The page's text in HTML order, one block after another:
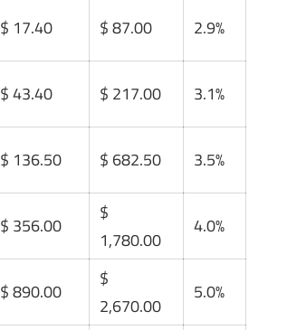
$ 17.40 $ 87.00 2.9%
$ 43.40 $ 217.00 3.1%
$ 136.50 $ 682.50 3.5%
$ 356.00
$
1,780.00
4.0%
$ 890.00
$
2,670.00
5.0%